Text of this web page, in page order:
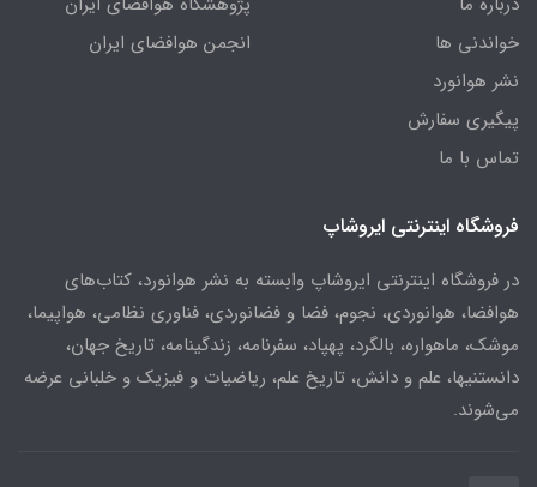
خواندنی ها
نشر هوانورد
پیگیری سفارش
تماس با ما
انجمن هوافضای ایران
فروشگاه اینترنتی ایروشاپ
در فروشگاه اینترنتی ایروشاپ وابسته به نشر هوانورد، کتاب‌های
هوافضا، هوانوردی، نجوم، فضا و فضانوردی، فناوری نظامی، هواپیما،
موشک، ماهواره، بالگرد، پهپاد، سفرنامه، زندگینامه، تاریخ جهان،
دانستنیها، علم و دانش، تاریخ علم، ریاضیات و فیزیک و خلبانی عرضه
می‌شوند.